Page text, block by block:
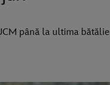
până la ultima bătălie